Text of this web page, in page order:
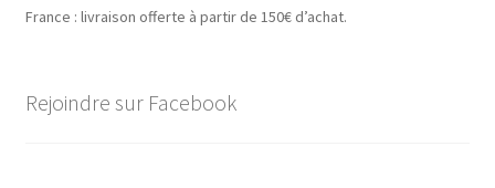
France : livraison offerte à partir de 150€ d’achat.
Rejoindre sur Facebook